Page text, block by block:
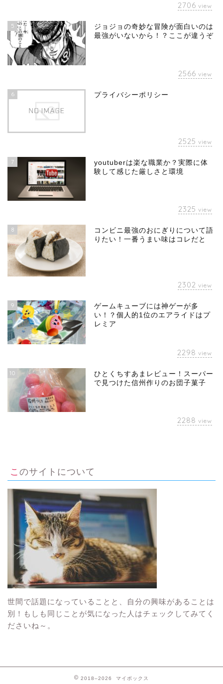
2706 view
5
ジョジョの奇妙な冒険が面白いのは
最強がいないから！？ここが違うぞ
2566 view
6 プライバシーポリシー
2525 view
7
youtuberは楽な職業か？実際に体
験して感じた厳しさと環境
2325 view
8
コンビニ最強のおにぎりについて語
りたい！一番うまい味はコレだと
2302 view
9
ゲームキューブには神ゲーが多
い！？個人的1位のエアライドはプ
レミア
2298 view
10
ひとくちすあまレビュー！スーパー
で見つけた信州作りのお団子菓子
2288 view
このサイトについて
世間で話題になっていることと、自分の興味があることは
別！もしも同じことが気になった人はチェックしてみてく
ださいね～。
2018–2026 マイボックス